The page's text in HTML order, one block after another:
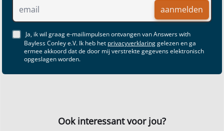
aanmelden
Ja, ik wil graag e-mailimpulsen ontvangen van Answers with
Bayless Conley e.V. Ik heb het privacyverklaringgelezen en ga
ermee akkoord dat de door mij verstrekte gegevens elektronisch
opgeslagen worden.
Ook interessant voor jou?